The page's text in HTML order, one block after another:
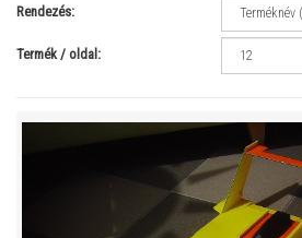
Rendezés:
Termék / oldal: